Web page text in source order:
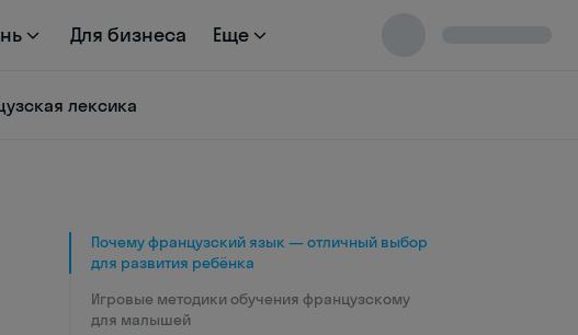
Для бизнеса Еще
лексика
Почему французский язык — отличный выбор
для развития ребёнка
Игровые методики обучения французскому
для малышей